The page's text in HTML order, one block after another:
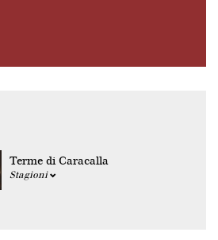
Terme di Caracalla
Stagioni